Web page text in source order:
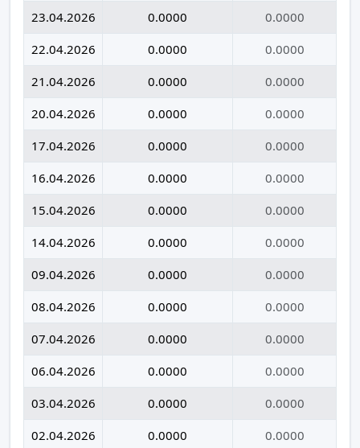
23.04.2026
0.0000
0.0000
22.04.2026
0.0000
0.0000
21.04.2026
0.0000
0.0000
20.04.2026
0.0000
0.0000
17.04.2026
0.0000
0.0000
16.04.2026
0.0000
0.0000
15.04.2026
0.0000
0.0000
14.04.2026
0.0000
0.0000
09.04.2026
0.0000
0.0000
08.04.2026
0.0000
0.0000
07.04.2026
0.0000
0.0000
06.04.2026
0.0000
0.0000
03.04.2026
0.0000
0.0000
02.04.2026
0.0000 0.0000